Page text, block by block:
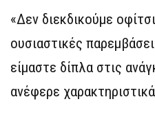
«Δεν διεκδικούμε
ουσιαστικές
είμαστε δίπλα στις
ανέφερε